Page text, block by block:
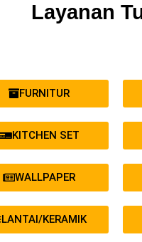
Layanan
FURNITUR
KITCHEN SET
WALLPAPER
LANTAI/KERAMIK